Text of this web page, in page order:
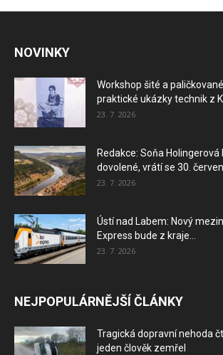
NOVINKY
Workshop šité a
praktické ukázky technik z
23. 7. 2026
Redakce: Soňa
dovolené, vrátí se 30.
23. 7. 2026
Ústí nad Labem: Nový
Express bude z kraje...
23. 7. 2026
NEJPOPULÁRNĚJŠÍ ČLÁNKY
Tragická dopravní nehoda
jeden člověk zemřel